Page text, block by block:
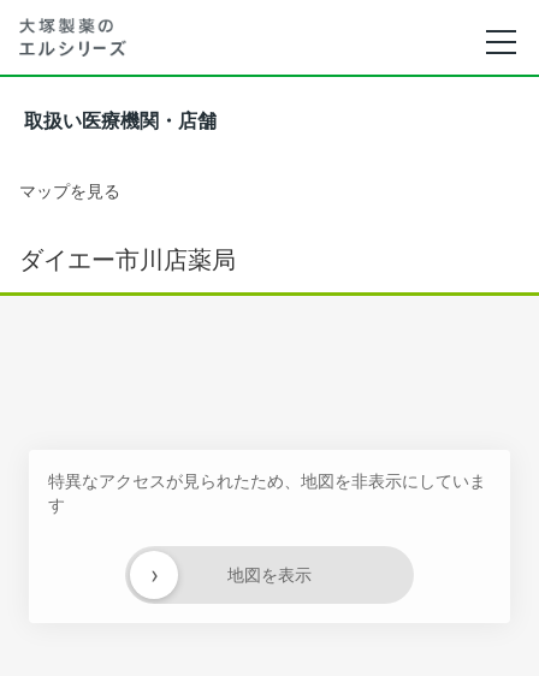
取扱い医療機関・店舗
マップを見る
ダイエー市川店薬局
特異なアクセスが見られたため、地図を非表示にしていま
す
地図を表示
›